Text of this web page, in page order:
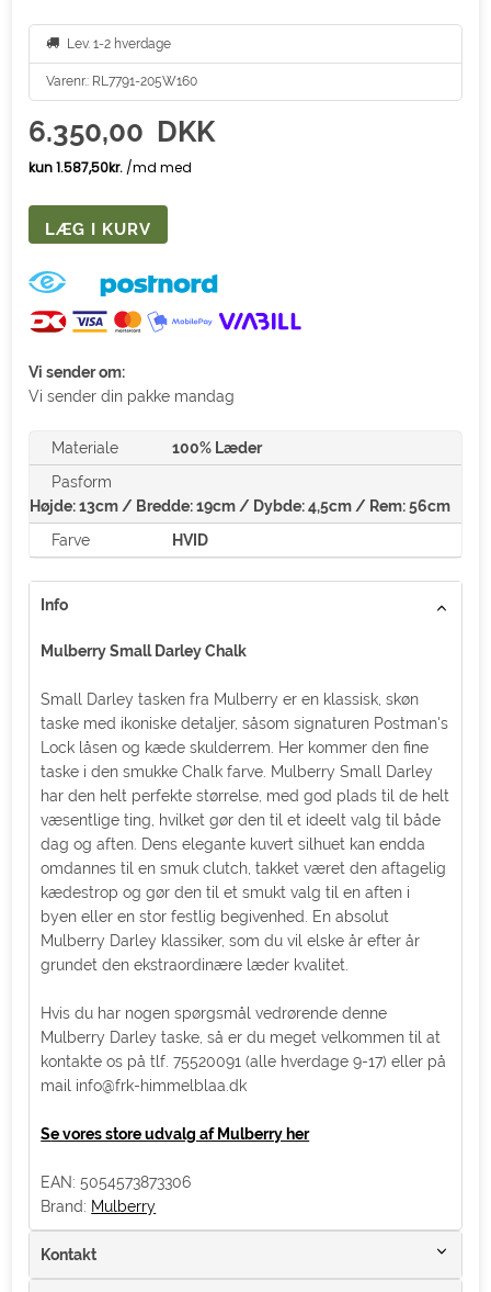
Lev. 1-2 hverdage
Varenr.: RL7791-205W160
6.350,00 DKK
Vi sender om:
Vi sender din pakke mandag
Materiale
100% Læder
Pasform
Højde: 13cm / Bredde: 19cm / Dybde: 4,5cm / Rem: 56cm
Farve
HVID
Info
Mulberry Small Darley Chalk
Small Darley tasken fra Mulberry er en klassisk, skøn
taske med ikoniske detaljer, såsom signaturen Postman's
Lock låsen og kæde skulderrem. Her kommer den fine
taske i den smukke Chalk farve. Mulberry Small Darley
har den helt perfekte størrelse, med god plads til de helt
væsentlige ting, hvilket gør den til et ideelt valg til både
dag og aften. Dens elegante kuvert silhuet kan endda
omdannes til en smuk clutch, takket været den aftagelig
kædestrop og gør den til et smukt valg til en aften i
byen eller en stor festlig begivenhed. En absolut
Mulberry Darley klassiker, som du vil elske år efter år
grundet den ekstraordinære læder kvalitet.
Hvis du har nogen spørgsmål vedrørende denne
Mulberry Darley taske, så er du meget velkommen til at
kontakte os på tlf. 75520091 (alle hverdage 9-17) eller på
mail info@frk-himmelblaa.dk
Se vores store udvalg af Mulberry her
EAN: 5054573873306
Brand: Mulberry
Kontakt